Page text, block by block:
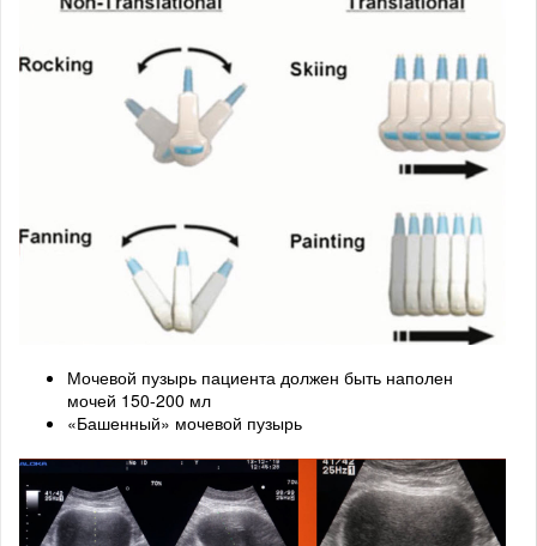
Мочевой пузырь пациента должен быть наполен
мочей 150-200 мл
«Башенный» мочевой пузырь